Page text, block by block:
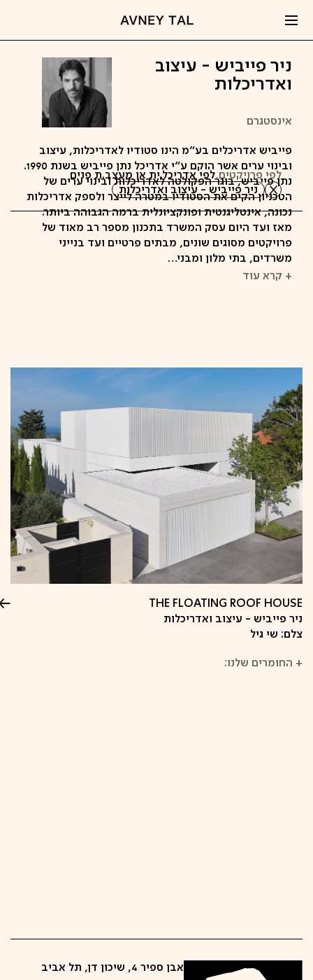
לפי פרויקטים,לפי אדריכל.ית או מעצב.ת פנים
ניר פייביש - עיצוב ואדריכלות
ניר פייביש - עיצוב
ואדריכלות
אינסטגרם
פייביש אדריכלים בע"מ הינו סטודיו לאדריכלות, עיצוב
ובינוי ערים אשר הוקם ע"י אדריכל נתן פייביש בשנת 1990.
נתן פייביש, בוגר הפקולטה לאדריכלות ובינוי ערים של
הטכניון הקים את הסטודיו במטרה לייצר ולספק אדריכלות
נכונה, אינטליגנטית ופונקציונלית ברמה הגבוהה ביותר.
מאז ועד היום עסק המשרד בתכנון מספר רב מאוד של
פרויקטים מסוגים שונים, מבתים פרטיים ועד בנייני
משרדים, בתי מלון ומבני…
+ קרא עוד
THE FLOATING ROOF HOUSE
ניר פייביש - עיצוב ואדריכלות
צלם: שי גיל
+ החומרים שלנו:
אבן ספיר 4, שיכון דן, תל אביב